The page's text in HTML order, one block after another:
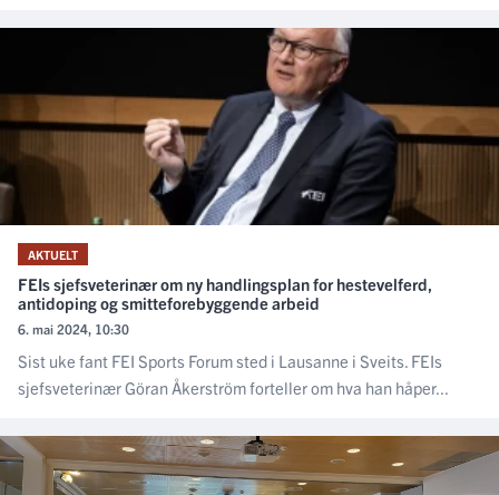
AKTUELT
FEIs sjefsveterinær om ny handlingsplan for hestevelferd,
antidoping og smitteforebyggende arbeid
6. mai 2024, 10:30
Sist uke fant FEI Sports Forum sted i Lausanne i Sveits. FEIs
sjefsveterinær Göran Åkerström forteller om hva han håper...